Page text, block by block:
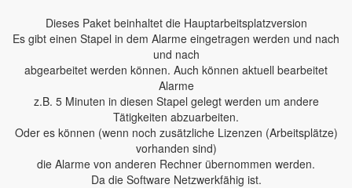
Dieses Paket beinhaltet die Hauptarbeitsplatzversion
Es gibt einen Stapel in dem Alarme eingetragen werden und nach
und nach
abgearbeitet werden können. Auch können aktuell bearbeitet
Alarme
z.B. 5 Minuten in diesen Stapel gelegt werden um andere
Tätigkeiten abzuarbeiten.
Oder es können (wenn noch zusätzliche Lizenzen (Arbeitsplätze)
vorhanden sind)
die Alarme von anderen Rechner übernommen werden.
Da die Software Netzwerkfähig ist.